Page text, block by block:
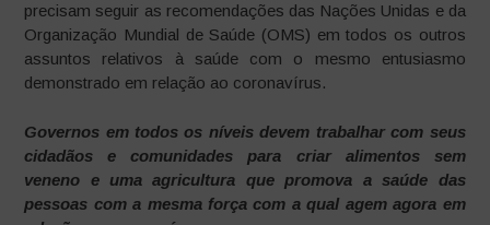
precisam seguir as recomendações das Nações Unidas e da
Organização Mundial de Saúde (OMS) em todos os outros
assuntos relativos à saúde com o mesmo entusiasmo
demonstrado em relação ao coronavírus.
Governos em todos os níveis devem trabalhar com seus
cidadãos e comunidades para criar alimentos sem
veneno e uma agricultura que promova a saúde das
pessoas com a mesma força com a qual agem agora em